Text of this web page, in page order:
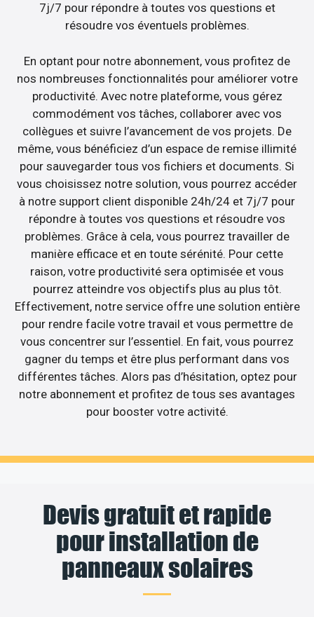
7j/7 pour répondre à toutes vos questions et
résoudre vos éventuels problèmes.
En optant pour notre abonnement, vous profitez de
nos nombreuses fonctionnalités pour améliorer votre
productivité. Avec notre plateforme, vous gérez
commodément vos tâches, collaborer avec vos
collègues et suivre l’avancement de vos projets. De
même, vous bénéficiez d’un espace de remise illimité
pour sauvegarder tous vos fichiers et documents. Si
vous choisissez notre solution, vous pourrez accéder
à notre support client disponible 24h/24 et 7j/7 pour
répondre à toutes vos questions et résoudre vos
problèmes. Grâce à cela, vous pourrez travailler de
manière efficace et en toute sérénité. Pour cette
raison, votre productivité sera optimisée et vous
pourrez atteindre vos objectifs plus au plus tôt.
Effectivement, notre service offre une solution entière
pour rendre facile votre travail et vous permettre de
vous concentrer sur l’essentiel. En fait, vous pourrez
gagner du temps et être plus performant dans vos
différentes tâches. Alors pas d’hésitation, optez pour
notre abonnement et profitez de tous ses avantages
pour booster votre activité.
Devis gratuit et rapide
pour installation de
panneaux solaires